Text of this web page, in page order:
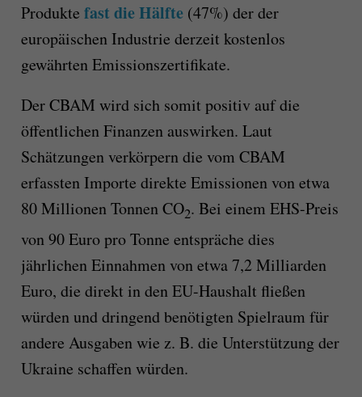
Produkte fast die Hälfte(47%) der der
europäischen Industrie derzeit kostenlos
gewährten Emissionszertifikate.
Der CBAM wird sich somit positiv auf die
öffentlichen Finanzen auswirken. Laut
Schätzungen verkörpern die vom CBAM
erfassten Importe direkte Emissionen von etwa
80 Millionen Tonnen CO2. Bei einem EHS-Preis
von 90 Euro pro Tonne entspräche dies
jährlichen Einnahmen von etwa 7,2 Milliarden
Euro, die direkt in den EU-Haushalt fließen
würden und dringend benötigten Spielraum für
andere Ausgaben wie z. B. die Unterstützung der
Ukraine schaffen würden.